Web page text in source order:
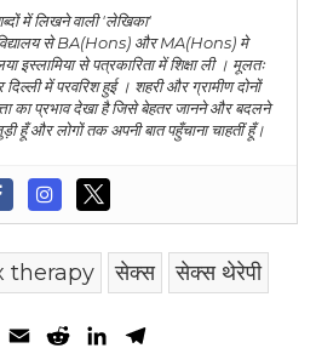
में लिखने वाली 'लेखिका'
से BA(Hons) और MA(Hons) मे
इस्लामिया से पत्रकारिता में शिक्षा ली । मूलतः
में परवरिश हुई । शहरी और ग्रामीण दोनों
का प्रभाव देखा है जिसे बेहतर जानने और बदलने
हूँ और लोगों तक अपनी बात पहुँचाना चाहतीं हूँ।
therapy सेक्स सेक्स थेरेपी
WhatsApp
Email RedditLinkedIn